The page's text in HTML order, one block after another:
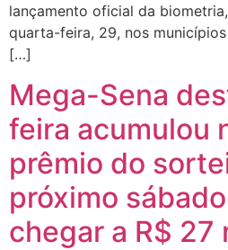
lançamento oficial da
quarta-feira, 29, nos
[…]
Mega-Sena
feira acumulou
prêmio do
próximo
chegar a R$ 27